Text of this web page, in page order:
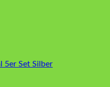
5er Set Silber